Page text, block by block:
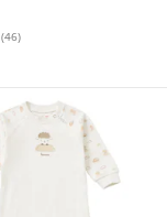
(46)